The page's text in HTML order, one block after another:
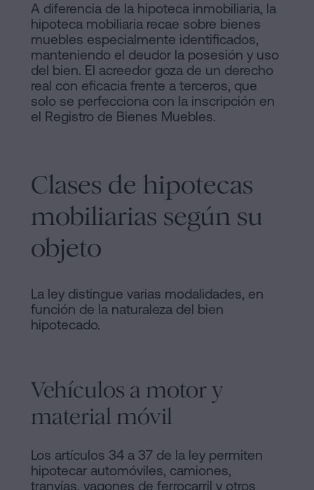
A diferencia de la hipoteca inmobiliaria, la
hipoteca mobiliaria recae sobre bienes
muebles especialmente identificados,
manteniendo el deudor la posesión y uso
del bien. El acreedor goza de un derecho
real con eficacia frente a terceros, que
solo se perfecciona con la inscripción en
el Registro de Bienes Muebles.
Clases de hipotecas
mobiliarias según su
objeto
La ley distingue varias modalidades, en
función de la naturaleza del bien
hipotecado.
Vehículos a motor y
material móvil
Los artículos 34 a 37 de la ley permiten
hipotecar automóviles, camiones,
tranvías, vagones de ferrocarril y otros